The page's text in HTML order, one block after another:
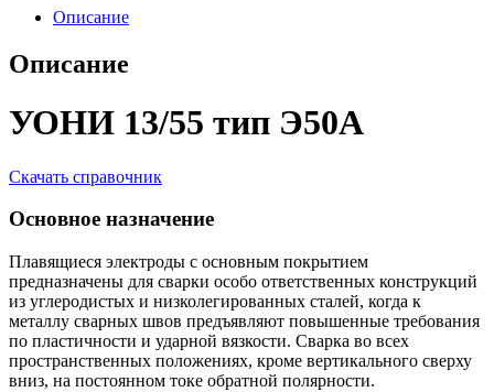
Описание
Описание
УОНИ 13/55 тип Э50А
Скачать справочник
Основное назначение
Плавящиеся электроды с основным покрытием
предназначены для сварки особо ответственных конструкций
из углеродистых и низколегированных сталей, когда к
металлу сварных швов предъявляют повышенные требования
по пластичности и ударной вязкости. Сварка во всех
пространственных положениях, кроме вертикального сверху
вниз, на постоянном токе обратной полярности.